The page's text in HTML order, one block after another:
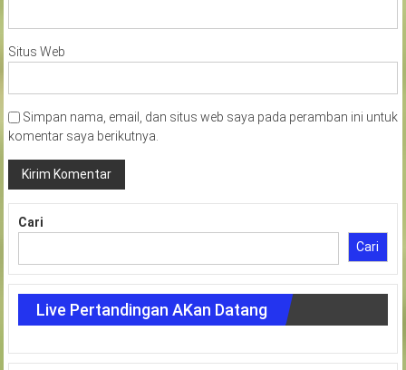
Situs Web
Simpan nama, email, dan situs web saya pada peramban ini untuk
komentar saya berikutnya.
Cari
Cari
Live Pertandingan AKan Datang